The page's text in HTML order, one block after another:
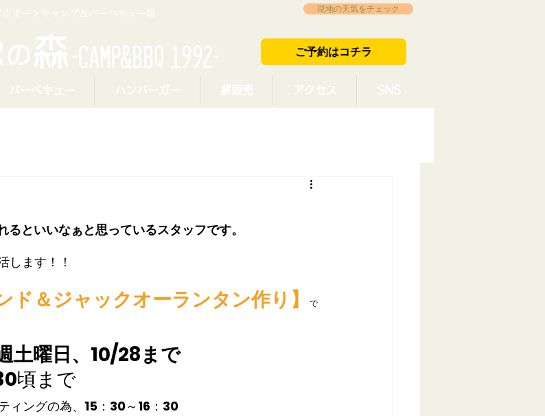
オートキャンプ＆バーベキュー場 現地の天気をチェック
ご予約はコチラ
バーベキュー ハンバーガー 薪販売 アクセス SNS
といいなぁと思っているスタッフです。
します！！
ド＆ジャックオーランタン作り】 で
土曜日、10/28まで
頃まで
ングの為、15：30～16：30